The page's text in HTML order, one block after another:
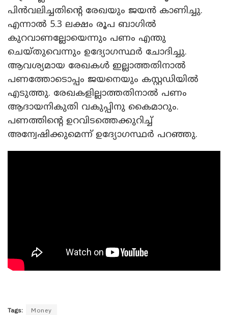
പിൻവലിച്ചതിന്റെ രേഖയും ജയൻ കാണിച്ചു.
എന്നാൽ 5.3 ലക്ഷം രൂപ ബാഗിൽ
കുറവാണല്ലോയെന്നും പണം എന്തു
ചെയ്തുവെന്നും ഉദ്യോഗസ്ഥർ ചോദിച്ചു.
ആവശ്യമായ രേഖകൾ ഇല്ലാത്തതിനാൽ
പണത്തോടൊപ്പം ജയനെയും കസ്റ്റഡിയിൽ
എടുത്തു. രേഖകളില്ലാത്തതിനാൽ പണം
ആദായനികുതി വകുപ്പിനു കൈമാറും.
പണത്തിന്റെ ഉറവിടത്തെക്കുറിച്ച്
അന്വേഷിക്കുമെന്ന് ഉദ്യോ​ഗസ്ഥർ പറഞ്ഞു.
Tags: Money